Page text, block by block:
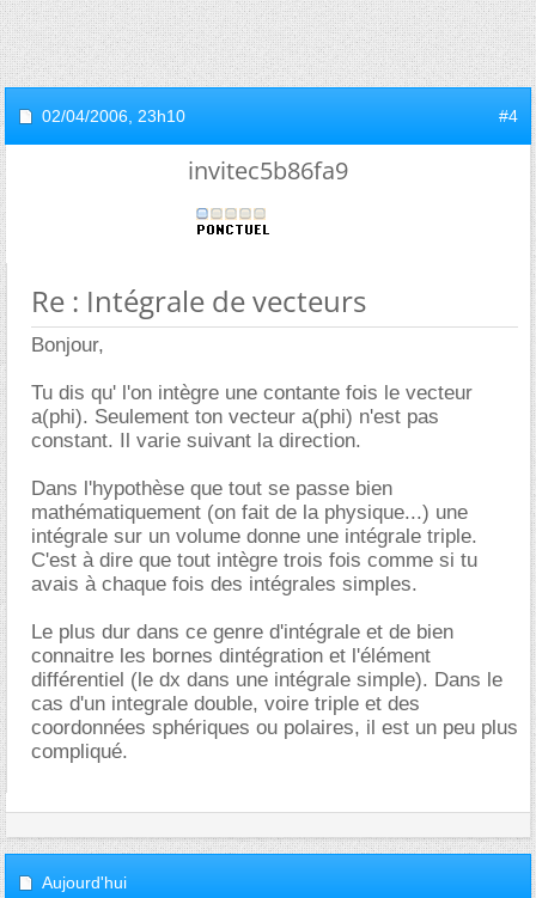
02/04/2006, 23h10 #4
invitec5b86fa9
Re : Intégrale de vecteurs
Bonjour,
Tu dis qu' l'on intègre une contante fois le vecteur
a(phi). Seulement ton vecteur a(phi) n'est pas
constant. Il varie suivant la direction.
Dans l'hypothèse que tout se passe bien
mathématiquement (on fait de la physique...) une
intégrale sur un volume donne une intégrale triple.
C'est à dire que tout intègre trois fois comme si tu
avais à chaque fois des intégrales simples.
Le plus dur dans ce genre d'intégrale et de bien
connaitre les bornes dintégration et l'élément
différentiel (le dx dans une intégrale simple). Dans le
cas d'un integrale double, voire triple et des
coordonnées sphériques ou polaires, il est un peu plus
compliqué.
Aujourd'hui